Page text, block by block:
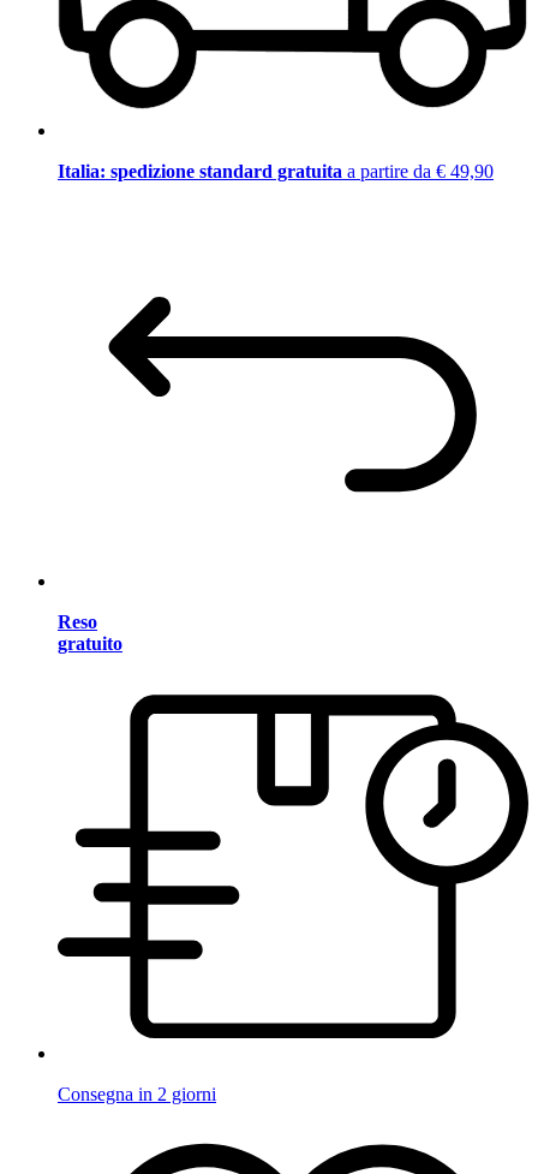
Italia: spedizione standard gratuita a partire da € 49,90
Reso
gratuito
Consegna in 2 giorni